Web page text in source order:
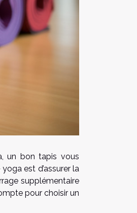
un bon tapis vous
est d’assurer la
supplémentaire
pour choisir un